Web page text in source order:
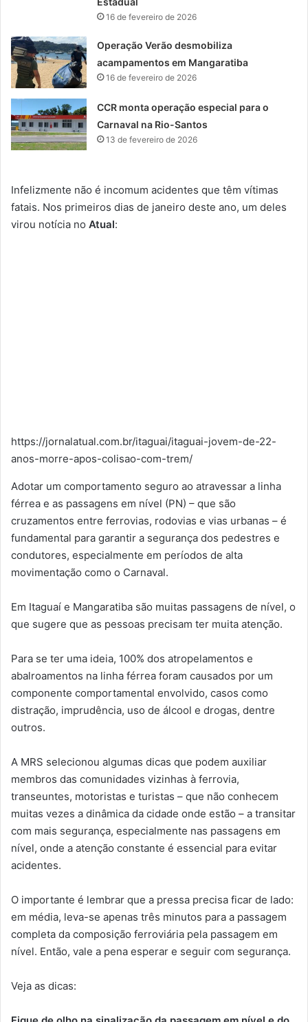
16 de fevereiro de 2026
Operação Verão desmobiliza
acampamentos em Mangaratiba
16 de fevereiro de 2026
CCR monta operação especial para o
Carnaval na Rio-Santos
13 de fevereiro de 2026
Infelizmente não é incomum acidentes que têm vítimas
fatais. Nos primeiros dias de janeiro deste ano, um deles
virou notícia no Atual:
https://jornalatual.com.br/itaguai/itaguai-jovem-de-22-
anos-morre-apos-colisao-com-trem/
Adotar um comportamento seguro ao atravessar a linha
férrea e as passagens em nível (PN) – que são
cruzamentos entre ferrovias, rodovias e vias urbanas – é
fundamental para garantir a segurança dos pedestres e
condutores, especialmente em períodos de alta
movimentação como o Carnaval.
Em Itaguaí e Mangaratiba são muitas passagens de nível, o
que sugere que as pessoas precisam ter muita atenção.
Para se ter uma ideia, 100% dos atropelamentos e
abalroamentos na linha férrea foram causados por um
componente comportamental envolvido, casos como
distração, imprudência, uso de álcool e drogas, dentre
outros.
A MRS selecionou algumas dicas que podem auxiliar
membros das comunidades vizinhas à ferrovia,
transeuntes, motoristas e turistas – que não conhecem
muitas vezes a dinâmica da cidade onde estão – a transitar
com mais segurança, especialmente nas passagens em
nível, onde a atenção constante é essencial para evitar
acidentes.
O importante é lembrar que a pressa precisa ficar de lado:
em média, leva-se apenas três minutos para a passagem
completa da composição ferroviária pela passagem em
nível. Então, vale a pena esperar e seguir com segurança.
Veja as dicas: